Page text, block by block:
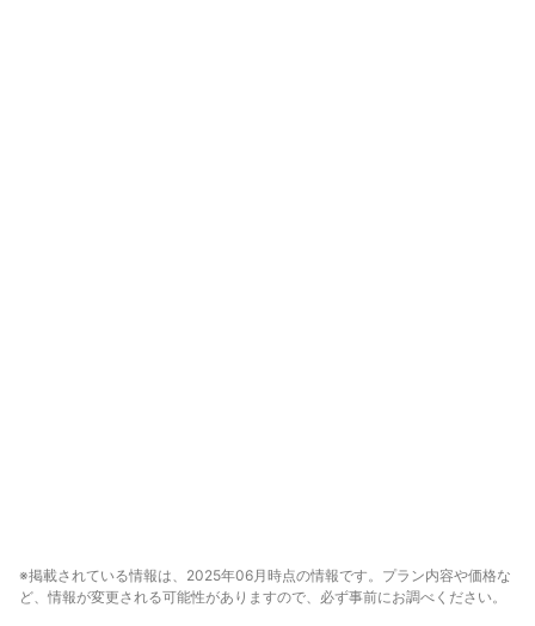
※掲載されている情報は、2025年06月時点の情報です。プラン内容や価格な
ど、情報が変更される可能性がありますので、必ず事前にお調べください。